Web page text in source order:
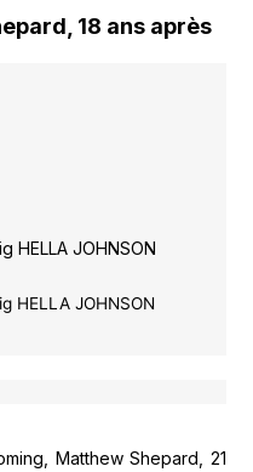
18 ans après
HELLA JOHNSON
HELLA JOHNSON
Matthew Shepard, 21